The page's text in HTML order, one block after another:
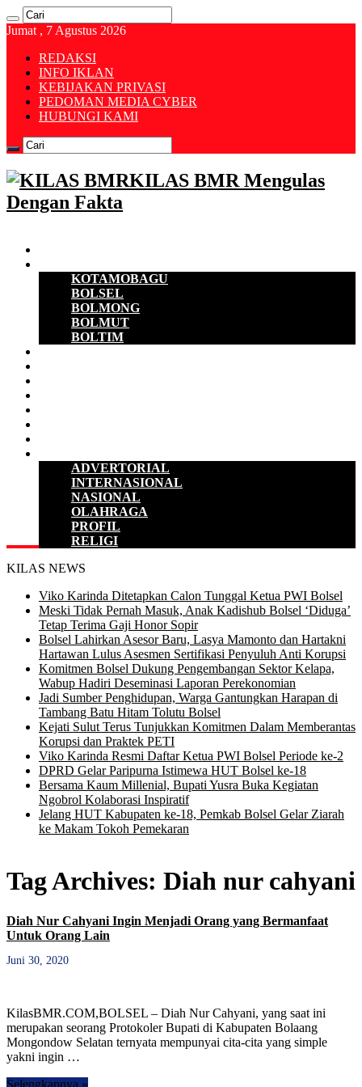
Jumat , 7 Agustus 2026
REDAKSI
INFO IKLAN
KEBIJAKAN PRIVASI
PEDOMAN MEDIA CYBER
HUBUNGI KAMI
KILAS BMR Mengulas
Dengan Fakta
KOTAMOBAGU
BOLSEL
BOLMONG
BOLMUT
BOLTIM
ADVERTORIAL
INTERNASIONAL
NASIONAL
OLAHRAGA
PROFIL
RELIGI
KILAS NEWS
Viko Karinda Ditetapkan Calon Tunggal Ketua PWI Bolsel
Meski Tidak Pernah Masuk, Anak Kadishub Bolsel ‘Diduga’
Tetap Terima Gaji Honor Sopir
Bolsel Lahirkan Asesor Baru, Lasya Mamonto dan Hartakni
Hartawan Lulus Asesmen Sertifikasi Penyuluh Anti Korupsi
Komitmen Bolsel Dukung Pengembangan Sektor Kelapa,
Wabup Hadiri Deseminasi Laporan Perekonomian
Jadi Sumber Penghidupan, Warga Gantungkan Harapan di
Tambang Batu Hitam Tolutu Bolsel
Kejati Sulut Terus Tunjukkan Komitmen Dalam Memberantas
Korupsi dan Praktek PETI
Viko Karinda Resmi Daftar Ketua PWI Bolsel Periode ke-2
DPRD Gelar Paripurna Istimewa HUT Bolsel ke-18
Bersama Kaum Millenial, Bupati Yusra Buka Kegiatan
Ngobrol Kolaborasi Inspiratif
Jelang HUT Kabupaten ke-18, Pemkab Bolsel Gelar Ziarah
ke Makam Tokoh Pemekaran
Tag Archives: Diah nur cahyani
Diah Nur Cahyani Ingin Menjadi Orang yang Bermanfaat
Untuk Orang Lain
Juni 30, 2020
KilasBMR.COM,BOLSEL – Diah Nur Cahyani, yang saat ini
merupakan seorang Protokoler Bupati di Kabupaten Bolaang
Mongondow Selatan ternyata mempunyai cita-cita yang simple
yakni ingin …
Selengkapnya »